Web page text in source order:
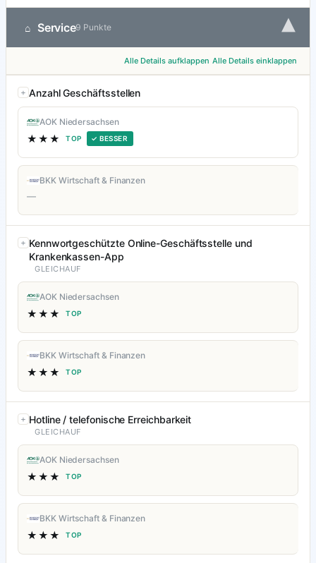
⌂ Service9 Punkte ▾
Alle Details aufklappen Alle Details einklappen
Anzahl Geschäftsstellen
AOK Niedersachsen
★★★ TOP ✓ BESSER
BKK Wirtschaft & Finanzen
—
Kennwortgeschützte Online-Geschäftsstelle und
Krankenkassen-App
GLEICHAUF
AOK Niedersachsen
★★★ TOP
BKK Wirtschaft & Finanzen
★★★ TOP
Hotline / telefonische Erreichbarkeit
GLEICHAUF
AOK Niedersachsen
★★★ TOP
BKK Wirtschaft & Finanzen
★★★ TOP